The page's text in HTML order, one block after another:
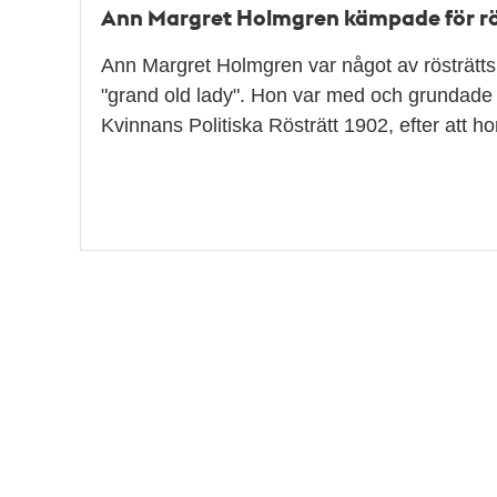
Ann Margret Holmgren kämpade för
Ann Margret Holmgren var något av
"grand old lady". Hon var med och
Kvinnans Politiska Rösträtt 1902, efter att